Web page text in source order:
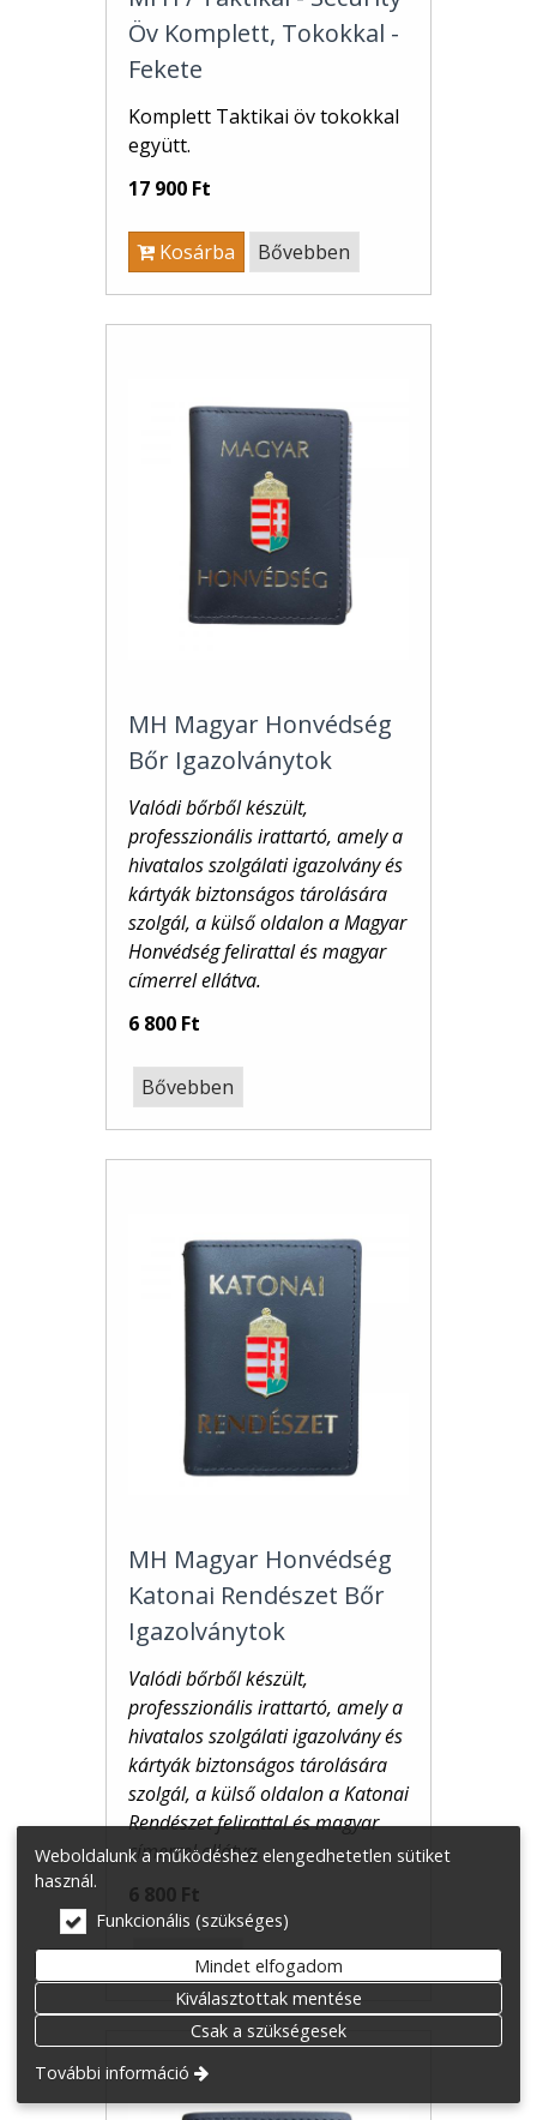
Öv Komplett, Tokokkal -
Fekete
Komplett Taktikai öv tokokkal
együtt.
17 900 Ft
Kosárba Bővebben
MH Magyar Honvédség
Bőr Igazolványtok
Valódi bőrből készült,
professzionális irattartó, amely a
hivatalos szolgálati igazolvány és
kártyák biztonságos tárolására
szolgál, a külső oldalon a Magyar
Honvédség felirattal és magyar
címerrelellátva.
6 800 Ft
Bővebben
MH Magyar Honvédség
Katonai Rendészet Bőr
Igazolványtok
Valódi bőrből készült,
professzionális irattartó, amely a
hivatalos szolgálati igazolvány és
kártyák biztonságos tárolására
szolgál, a külső oldalon a Katonai
Rendészet felirattal és magyar
címerrelellátva.
6 800 Ft
Bővebben
Weboldalunk a működéshez elengedhetetlen sütiket
használ.
Funkcionális (szükséges)
Mindet elfogadom
Kiválasztottak mentése
Csak a szükségesek
További információ